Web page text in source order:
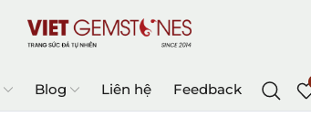
Blog Liên hệ Feedback